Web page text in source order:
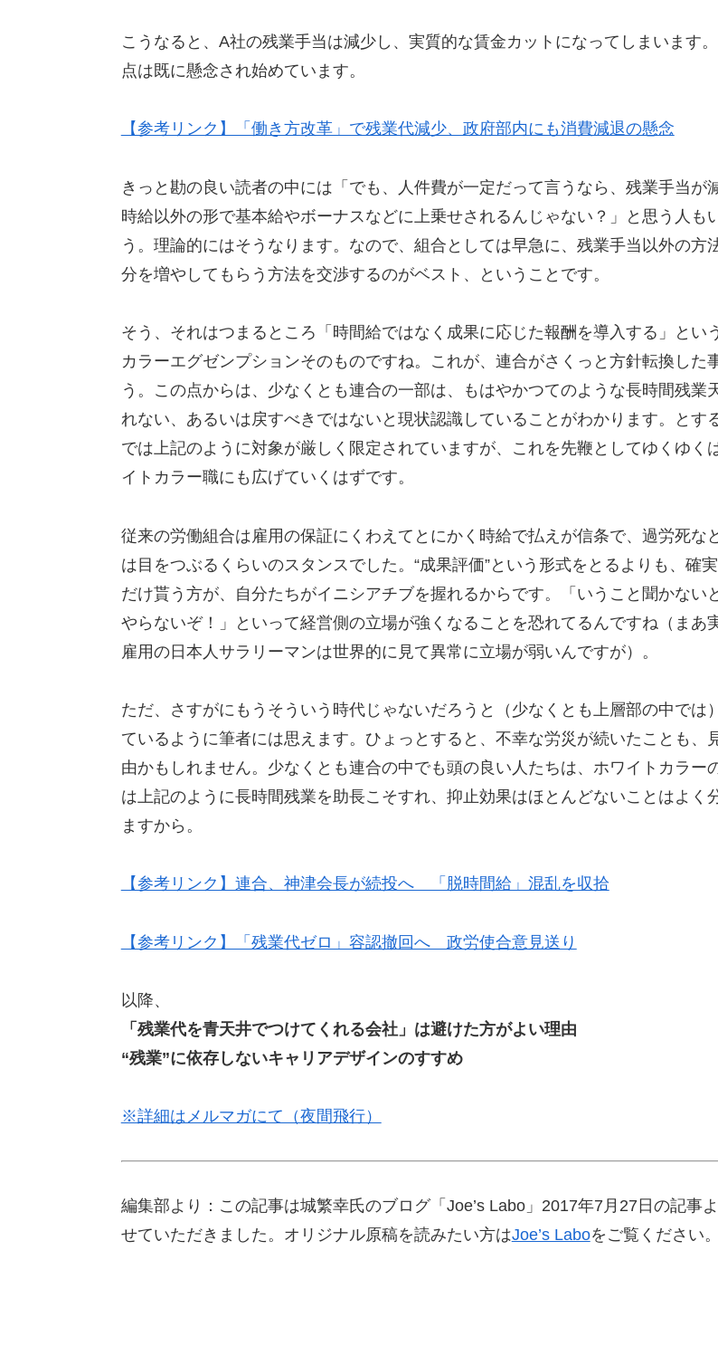
こうなると、A社の残業手当は減少し、実質的な賃金カットになってしまいます
点は既に懸念され始めています。
【参考リンク】「働き方改革」で残業代減少、政府部内にも消費減退の懸念
きっと勘の良い読者の中には「でも、人件費が一定だって言うなら、残業手当が
時給以外の形で基本給やボーナスなどに上乗せされるんじゃない？」と思う人も
う。理論的にはそうなります。なので、組合としては早急に、残業手当以外の方
分を増やしてもらう方法を交渉するのがベスト、ということです。
そう、それはつまるところ「時間給ではなく成果に応じた報酬を導入する」とい
カラーエグゼンプションそのものですね。これが、連合がさくっと方針転換した
う。この点からは、少なくとも連合の一部は、もはやかつてのような長時間残業
れない、あるいは戻すべきではないと現状認識していることがわかります。とす
では上記のように対象が厳しく限定されていますが、これを先鞭としてゆくゆく
イトカラー職にも広げていくはずです。
従来の労働組合は雇用の保証にくわえてとにかく時給で払えが信条で、過労死な
は目をつぶるくらいのスタンスでした。“成果評価”という形式をとるよりも、確
だけ貰う方が、自分たちがイニシアチブを握れるからです。「いうこと聞かない
やらないぞ！」といって経営側の立場が強くなることを恐れてるんですね（まあ
雇用の日本人サラリーマンは世界的に見て異常に立場が弱いんですが）。
ただ、さすがにもうそういう時代じゃないだろうと（少なくとも上層部の中では
ているように筆者には思えます。ひょっとすると、不幸な労災が続いたことも、
由かもしれません。少なくとも連合の中でも頭の良い人たちは、ホワイトカラー
は上記のように長時間残業を助長こそすれ、抑止効果はほとんどないことはよく
ますから。
【参考リンク】連合、神津会長が続投へ 「脱時間給」混乱を収拾
【参考リンク】「残業代ゼロ」容認撤回へ 政労使合意見送り
以降、
「残業代を青天井でつけてくれる会社」は避けた方がよい理由
“残業”に依存しないキャリアデザインのすすめ
※詳細はメルマガにて（夜間飛行）
編集部より：この記事は城繁幸氏のブログ「Joe’s Labo」2017年7月27日の記事
せていただきました。オリジナル原稿を読みたい方はJoe’s Laboをご覧ください。